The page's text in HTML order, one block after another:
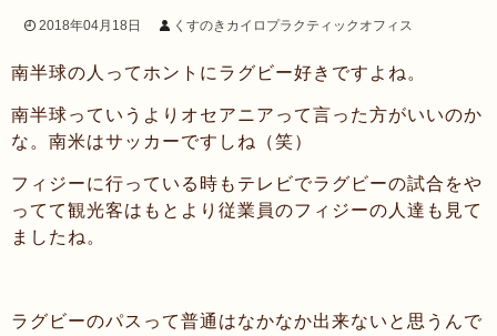
2018年04月18日 くすのきカイロプラクティックオフィス
南半球の人ってホントにラグビー好きですよね。
南半球っていうよりオセアニアって言った方がいいのか
な。南米はサッカーですしね（笑）
フィジーに行っている時もテレビでラグビーの試合をや
ってて観光客はもとより従業員のフィジーの人達も見て
ましたね。
ラグビーのパスって普通はなかなか出来ないと思うんで